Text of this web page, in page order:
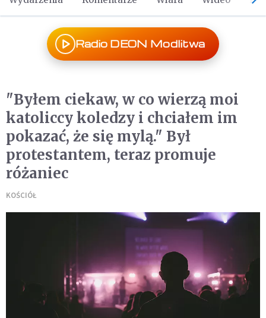
Radio DEON Modlitwa
"Byłem ciekaw, w co wierzą moi
katoliccy koledzy i chciałem im
pokazać, że się mylą." Był
protestantem, teraz promuje
różaniec
KOŚCIÓŁ